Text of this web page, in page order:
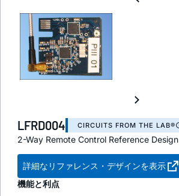
LFRD004 CIRCUITS FROM THE LAB®
2-Way Remote Control Reference Design
詳細なリファレンス・デザインを表示
機能と利点